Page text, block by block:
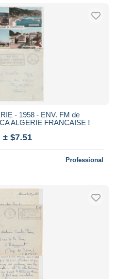
- 1958 - ENV. FM de
ALGERIE FRANCAISE !
± $7.51
Professional